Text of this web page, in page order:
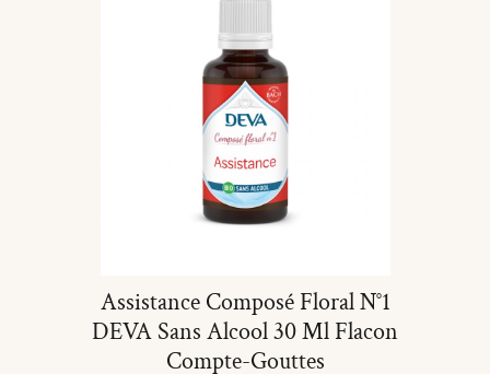
Assistance Composé Floral N°1
DEVA Sans Alcool 30 Ml Flacon
Compte-Gouttes